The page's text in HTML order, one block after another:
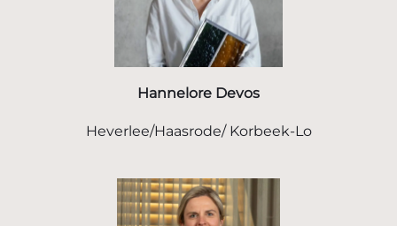
Hannelore Devos
Heverlee/Haasrode/ Korbeek-Lo